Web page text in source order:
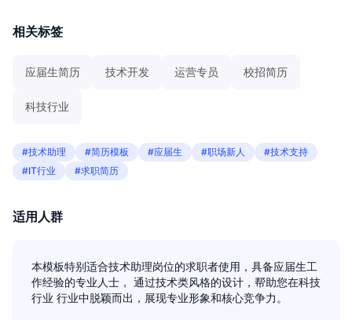
相关标签
应届生简历 技术开发 运营专员 校招简历
科技行业
#技术助理 #简历模板 #应届生 #职场新人
#技术支持
#IT行业
#求职简历
适用人群
本模板特别适合技术助理岗位的求职者使用，具备应届生工
作经验的专业人士， 通过技术类风格的设计，帮助您在科技
行业 行业中脱颖而出，展现专业形象和核心竞争力。